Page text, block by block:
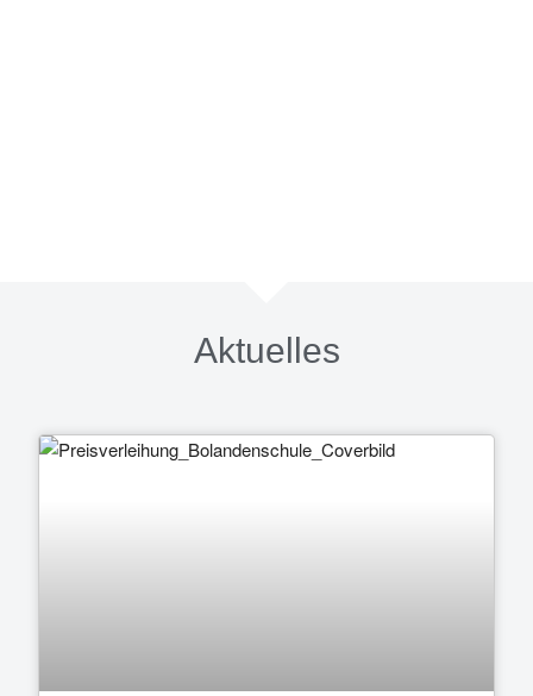
Aktuelles